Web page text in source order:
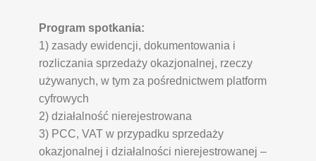
Program spotkania:
1) zasady ewidencji, dokumentowania i
rozliczania sprzedaży okazjonalnej, rzeczy
używanych, w tym za pośrednictwem platform
cyfrowych
2) działalność nierejestrowana
3) PCC, VAT w przypadku sprzedaży
okazjonalnej i działalności nierejestrowanej –